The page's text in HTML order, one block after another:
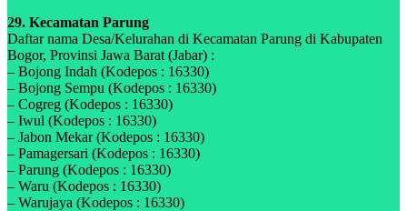
29. Kecamatan Parung
Daftar nama Desa/Kelurahan di Kecamatan Parung di Kabupaten
Bogor, Provinsi Jawa Barat (Jabar) :
– Bojong Indah (Kodepos : 16330)
– Bojong Sempu (Kodepos : 16330)
– Cogreg (Kodepos : 16330)
– Iwul (Kodepos : 16330)
– Jabon Mekar (Kodepos : 16330)
– Pamagersari (Kodepos : 16330)
– Parung (Kodepos : 16330)
– Waru (Kodepos : 16330)
– Warujaya (Kodepos : 16330)